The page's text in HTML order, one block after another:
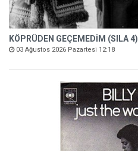
KÖPRÜDEN GEÇEMEDİM (SILA 4)
03 Ağustos 2026 Pazartesi 12:18